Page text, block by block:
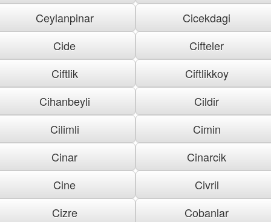
Ceylanpinar
Cicekdagi
Cide
Cifteler
Ciftlik
Ciftlikkoy
Cihanbeyli
Cildir
Cilimli
Cimin
Cinar
Cinarcik
Cine
Civril
Cizre
Cobanlar